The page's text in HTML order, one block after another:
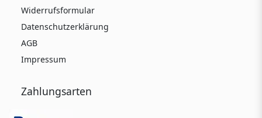
Widerrufsformular
Datenschutzerklärung
AGB
Impressum
Zahlungsarten